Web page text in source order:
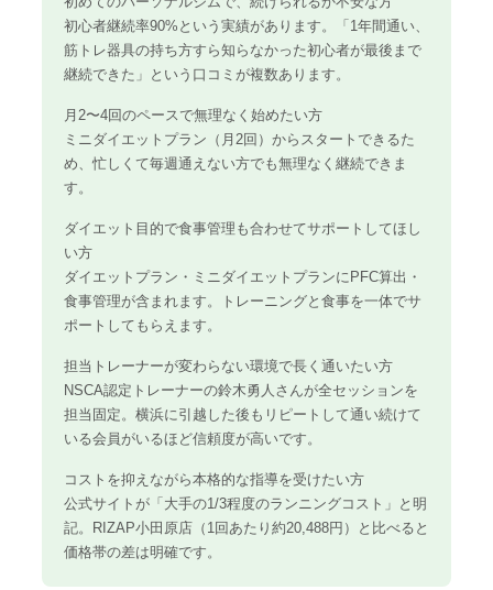
初心者継続率90%という実績があります。「1年間通い、
筋トレ器具の持ち方すら知らなかった初心者が最後まで
継続できた」という口コミが複数あります。
月2〜4回のペースで無理なく始めたい方
ミニダイエットプラン（月2回）からスタートできるた
め、忙しくて毎週通えない方でも無理なく継続できま
す。
ダイエット目的で食事管理も合わせてサポートしてほし
い方
ダイエットプラン・ミニダイエットプランにPFC算出・
食事管理が含まれます。トレーニングと食事を一体でサ
ポートしてもらえます。
担当トレーナーが変わらない環境で長く通いたい方
NSCA認定トレーナーの鈴木勇人さんが全セッションを
担当固定。横浜に引越した後もリピートして通い続けて
いる会員がいるほど信頼度が高いです。
コストを抑えながら本格的な指導を受けたい方
公式サイトが「大手の1/3程度のランニングコスト」と明
記。RIZAP小田原店（1回あたり約20,488円）と比べると
価格帯の差は明確です。